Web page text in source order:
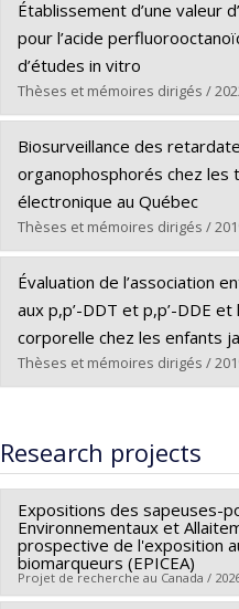
Graduate :Lévêque, Laura
Cycle :Master's
Grade :M. Sc.
Lien vers le document dans
Établissement d’une valeur
pour l’acide
d’études in vitro
Thèses et mémoires dirigés /
Graduate :Bocéno, Antoine
Cycle :Master's
Grade :M. Sc.
Lien vers le document dans
Biosurveillance des
organophosphorés chez les
électronique au Québec
Thèses et mémoires dirigés /
Graduate :Traore, Inna
Cycle :Master's
Grade :M. Sc.
Lien vers le document dans
Évaluation de l’association
aux p,p’-DDT et p,p’-DDE et
corporelle chez les enfants
Thèses et mémoires dirigés /
Cycle :Master's
Grade :M. Sc.
Lien vers le document dans
Research projects
Expositions des sapeuses-
Environnementaux et
prospective de l'exposition
biomarqueurs (EPICEA)
Projet de recherche au Canada /